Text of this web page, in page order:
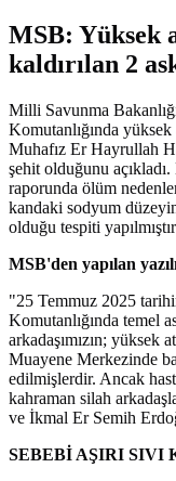
MSB: Yüksek
kaldırılan 2
Milli Savunma
Komutanlığında
Muhafız Er Hayrullah
şehit olduğunu
raporunda ölüm
kandaki sodyum
olduğu tespiti
MSB'den yapılan
"25 Temmuz 2025
Komutanlığında temel
arkadaşımızın;
Muayene Merkezinde
edilmişlerdir. Ancak
kahraman silah
ve İkmal Er Semih
SEBEBİ AŞIRI SIVI